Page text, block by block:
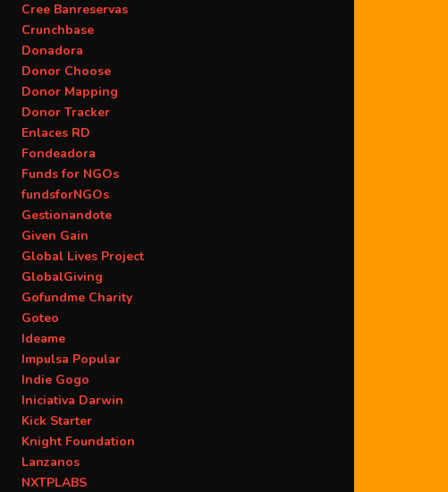
Cree Banreservas
Crunchbase
Donadora
Donor Choose
Donor Mapping
Donor Tracker
Enlaces RD
Fondeadora
Funds for NGOs
fundsforNGOs
Gestionandote
Given Gain
Global Lives Project
GlobalGiving
Gofundme Charity
Goteo
Ideame
Impulsa Popular
Indie Gogo
Iniciativa Darwin
Kick Starter
Knight Foundation
Lanzanos
NXTPLABS